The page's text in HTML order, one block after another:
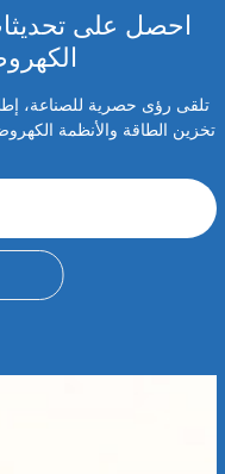
احصل على
تلقى رؤى حصرية للصناعة،
تخزين الطاقة والأنظمة